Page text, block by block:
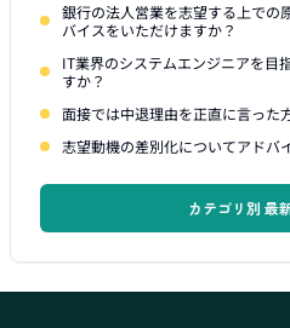
銀行の法人営業を志望する上での
バイスをいただけますか？
IT業界のシステムエンジニアを目
すか？
面接では中退理由を正直に言った
志望動機の差別化についてアドバ
カテゴリ別 最